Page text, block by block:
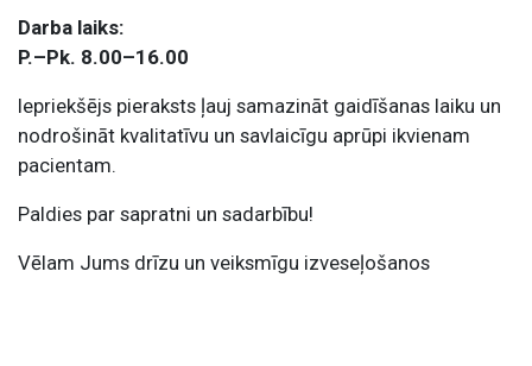
Darba laiks:
P.–Pk. 8.00–16.00
Iepriekšējs pieraksts ļauj samazināt gaidīšanas laiku un
nodrošināt kvalitatīvu un savlaicīgu aprūpi ikvienam
pacientam.
Paldies par sapratni un sadarbību!
Vēlam Jums drīzu un veiksmīgu izveseļošanos